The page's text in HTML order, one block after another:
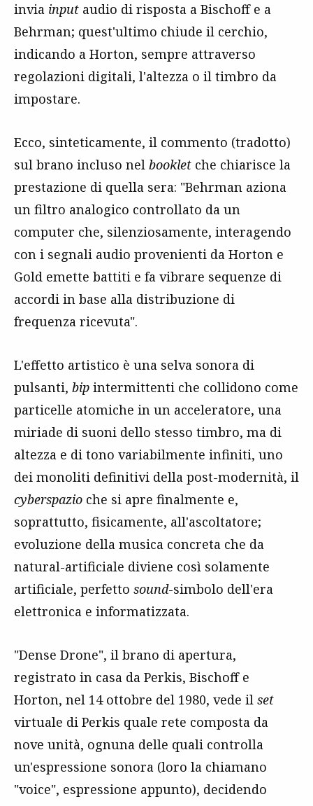
invia input audio di risposta a Bischoff e a
Behrman; quest'ultimo chiude il cerchio,
indicando a Horton, sempre attraverso
regolazioni digitali, l'altezza o il timbro da
impostare.
Ecco, sinteticamente, il commento (tradotto)
sul brano incluso nel booklet che chiarisce la
prestazione di quella sera: "Behrman aziona
un filtro analogico controllato da un
computer che, silenziosamente, interagendo
con i segnali audio provenienti da Horton e
Gold emette battiti e fa vibrare sequenze di
accordi in base alla distribuzione di
frequenza ricevuta".
L'effetto artistico è una selva sonora di
pulsanti, bip intermittenti che collidono come
particelle atomiche in un acceleratore, una
miriade di suoni dello stesso timbro, ma di
altezza e di tono variabilmente infiniti, uno
dei monoliti definitivi della post-modernità, il
cyberspazio che si apre finalmente e,
soprattutto, fisicamente, all'ascoltatore;
evoluzione della musica concreta che da
natural-artificiale diviene così solamente
artificiale, perfetto sound-simbolo dell'era
elettronica e informatizzata.
"Dense Drone", il brano di apertura,
registrato in casa da Perkis, Bischoff e
Horton, nel 14 ottobre del 1980, vede il set
virtuale di Perkis quale rete composta da
nove unità, ognuna delle quali controlla
un'espressione sonora (loro la chiamano
"voice", espressione appunto), decidendo